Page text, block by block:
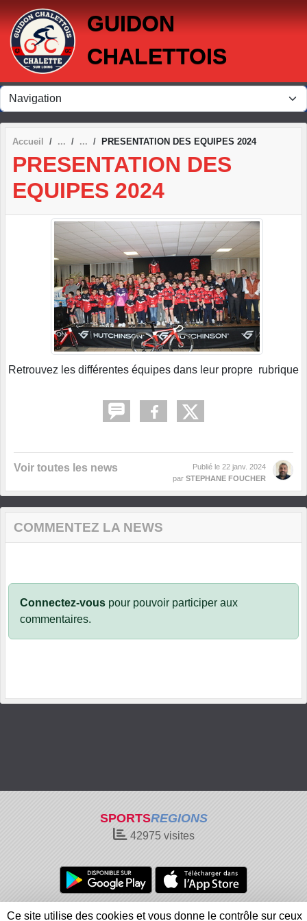
GUIDON
CHALETTOIS
Accueil PRESENTATION DES EQUIPES 2024
PRESENTATION DES
EQUIPES 2024
Retrouvez les différentes équipes dans leur propre rubrique
Voir toutes les news Publié le 22 janv. 2024
par STEPHANE FOUCHER
COMMENTEZ LA NEWS
Connectez-vous pour pouvoir participer aux
commentaires.
SPORTSREGIONS
42975visites
Charte cookies Gestion des cookies
Panneau de gestion des cookies
Ce site utilise des cookies et vous donne le contrôle sur ceux